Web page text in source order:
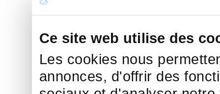
Ce site web utilise des
Les cookies nous
annonces, d'offrir des